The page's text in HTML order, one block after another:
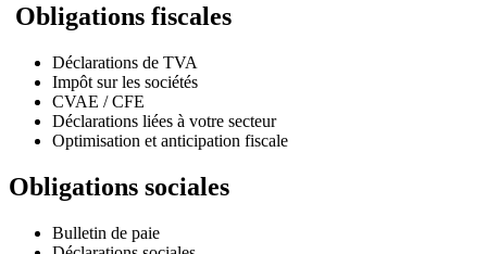
Obligations fiscales
Déclarations de TVA
Impôt sur les sociétés
CVAE / CFE
Déclarations liées à votre secteur
Optimisation et anticipation fiscale
Obligations sociales
Bulletin de paie